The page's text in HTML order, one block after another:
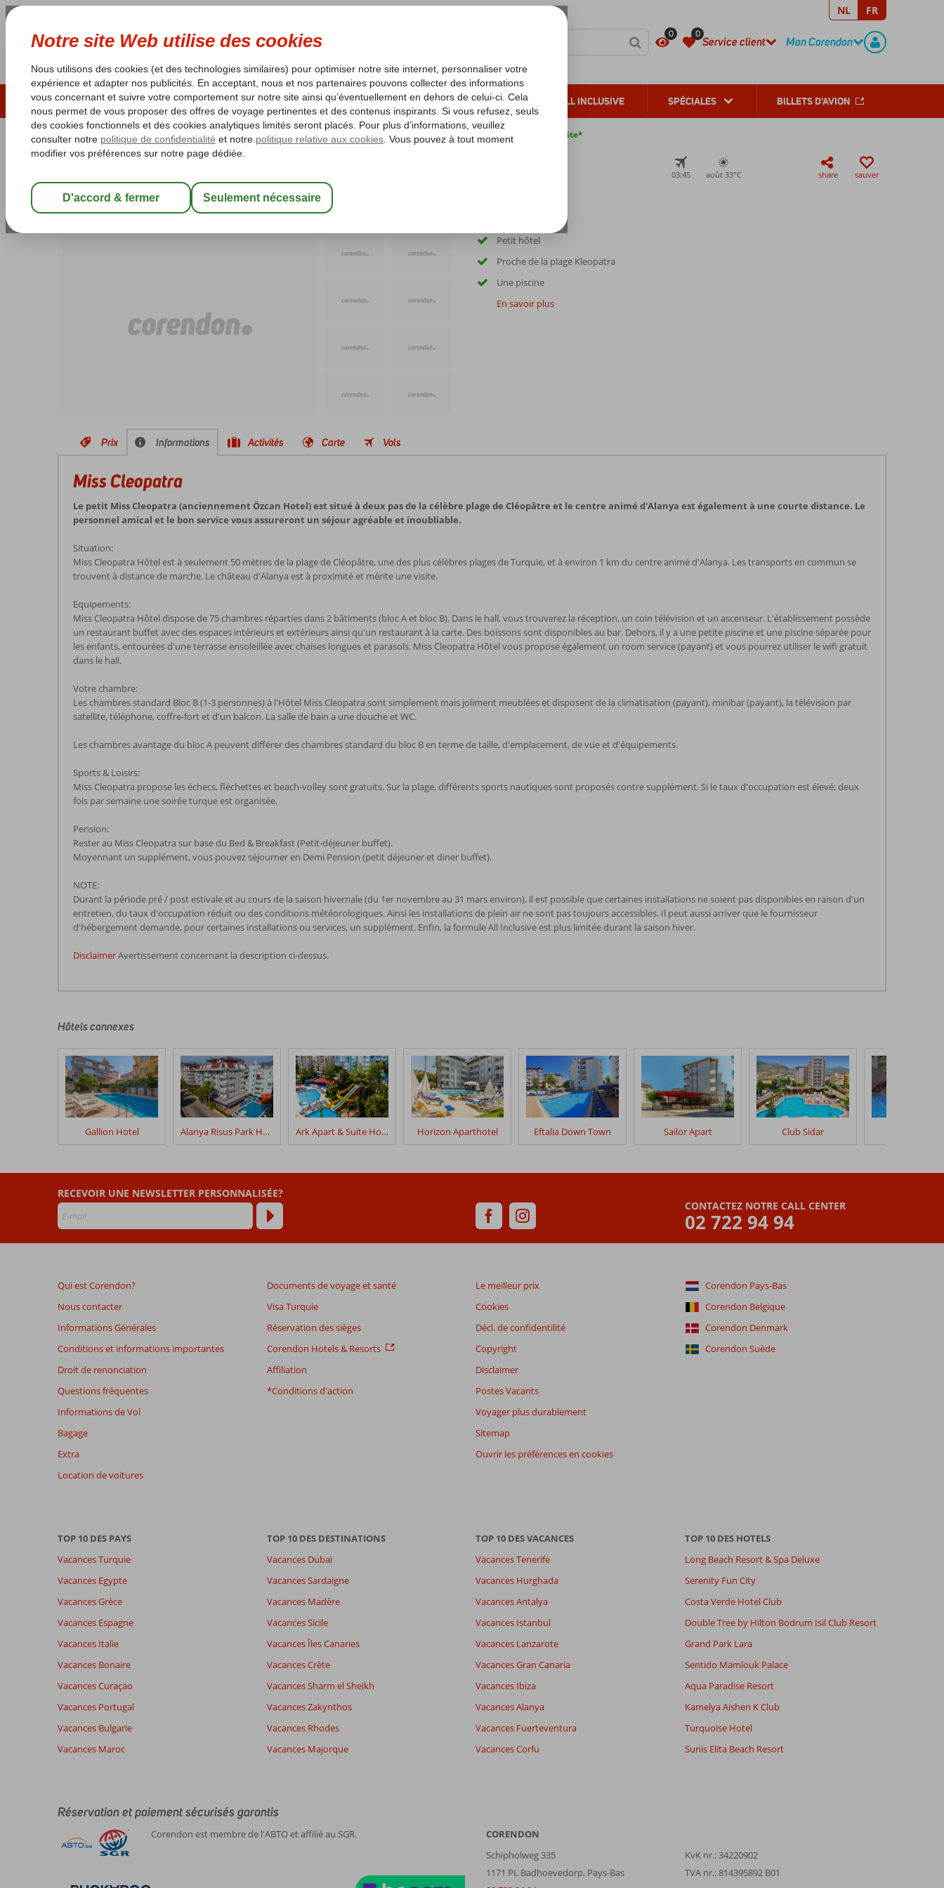
0 0
Service client
CONTACT
Mon Corendon
REGISTERNL FR
ÉTÉ 2026 LAST MINUTES SOLEIL D'HIVER VACANCES AU SOLEIL ALL INCLUSIVE SPÉCIALES BILLETS D'AVION
Les garanties de vacances Garantie du prix le plus bas* Pas de surcharge carburant Annulation gratuite*
Miss Cleopatra
03:45 août 33°C share sauver
Petit hôtel
Proche de la plage Kleopatra
Une piscine
En savoir plus
Prix Informations Activités Carte Vols
Miss Cleopatra
Le petit Miss Cleopatra (anciennement Özcan Hotel) est situé à deux pas de la célèbre plage de Cléopâtre et le centre animé d'Alanya est également à une courte distance. Le
personnel amical et le bon service vous assureront un séjour agréable et inoubliable.
Situation:
Miss Cleopatra Hôtel est à seulement 50 mètres de la plage de Cléopâtre, une des plus célèbres plages de Turquie, et à environ 1 km du centre animé d'Alanya. Les transports en commun se
trouvent à distance de marche. Le château d'Alanya est à proximité et mérite une visite.
Equipements:
Miss Cleopatra Hôtel dispose de 75 chambres réparties dans 2 bâtiments (bloc A et bloc B). Dans le hall, vous trouverez la réception, un coin télévision et un ascenseur. L'établissement possède
un restaurant buffet avec des espaces intérieurs et extérieurs ainsi qu'un restaurant à la carte. Des boissons sont disponibles au bar. Dehors, il y a une petite piscine et une piscine séparée pour
les enfants, entourées d'une terrasse ensoleillée avec chaises longues et parasols. Miss Cleopatra Hôtel vous propose également un room service (payant) et vous pourrez utiliser le wifi gratuit
dans le hall.
Votre chambre:
Les chambres standard Bloc B (1-3 personnes) à l'Hôtel Miss Cleopatra sont simplement mais joliment meublées et disposent de la climatisation (payant), minibar (payant), la télévision par
satellite, téléphone, coffre-fort et d'un balcon. La salle de bain a une douche et WC.
Les chambres avantage du bloc A peuvent différer des chambres standard du bloc B en terme de taille, d'emplacement, de vue et d'équipements.
Sports & Loisirs:
Miss Cleopatra propose les échecs, fléchettes et beach-volley sont gratuits. Sur la plage, différents sports nautiques sont proposés contre supplément. Si le taux d'occupation est élevé; deux
fois par semaine une soirée turque est organisée.
Pension:
Rester au Miss Cleopatra sur base du Bed & Breakfast (Petit-déjeuner buffet).
Moyennant un supplément, vous pouvez séjourner en Demi Pension (petit déjeuner et diner buffet).
NOTE:
Durant la période pré / post estivale et au cours de la saison hivernale (du 1er novembre au 31 mars environ), il est possible que certaines installations ne soient pas disponibles en raison d'un
entretien, du taux d'occupation réduit ou des conditions météorologiques. Ainsi les installations de plein air ne sont pas toujours accessibles. Il peut aussi arriver que le fournisseur
d'hébergement demande, pour certaines installations ou services, un supplément. Enfin, la formule All Inclusive est plus limitée durant la saison hiver.
DisclaimerAvertissement concernant la description ci-dessus.
écrits
nos
clients
après
leur
séjour
Miss
Les
avis
de
plus
mois
sont
plus
affichés
afin
de
garantir
la
pertinence
savoir
avis.
Hôtels connexes
Gallion Hotel Alanya Risus Park Hotel Ark Apart & Suite Hotel Horizon Aparthotel Eftalia Down Town Sailor Apart Club Sidar
CONTACTEZ NOTRE CALL CENTER
02 722 94 94
RECEVOIR UNE NEWSLETTER PERSONNALISÉE?
Qui est Corendon?
Nous contacter
Informations Générales
Conditions et informations importantes
Droit de renonciation
Questions fréquentes
Informations de Vol
Bagage
Extra
Location de voitures
Documents de voyage et santé
Visa Turquie
Réservation des sièges
Corendon Hotels & Resorts
Affiliation
*Conditions d'action
Le meilleur prix
Cookies
Décl. de confidentilité
Copyright
Disclaimer
Postes Vacants
Voyager plus durablement
Sitemap
Ouvrir les préférences en cookies
Corendon Pays-Bas
Corendon Belgique
Corendon Denmark
Corendon Suède
TOP 10 DES PAYS
Vacances Turquie
Vacances Egypte
Vacances Grèce
Vacances Espagne
Vacances Italie
Vacances Bonaire
Vacances Curaçao
Vacances Portugal
Vacances Bulgarie
Vacances Maroc
TOP 10 DES DESTINATIONS
Vacances Dubaï
Vacances Sardaigne
Vacances Madère
Vacances Sicile
Vacances Îles Canaries
Vacances Crète
Vacances Sharm el Sheikh
Vacances Zakynthos
Vacances Rhodes
Vacances Majorque
TOP 10 DES VACANCES
Vacances Tenerife
Vacances Hurghada
Vacances Antalya
Vacances Istanbul
Vacances Lanzarote
Vacances Gran Canaria
Vacances Ibiza
Vacances Alanya
Vacances Fuerteventura
Vacances Corfu
TOP 10 DES HOTELS
Long Beach Resort & Spa Deluxe
Serenity Fun City
Costa Verde Hotel Club
Double Tree by Hilton Bodrum Isil Club Resort
Grand Park Lara
Sentido Mamlouk Palace
Aqua Paradise Resort
Kamelya Aishen K Club
Turquoise Hotel
Sunis Elita Beach Resort
Réservation et paiement sécurisés garantis
Corendon est membre de l'ABTO et affilié au SGR.
CORENDON
Schipholweg 335
1171 PL Badhoevedorp, Pays-Bas
KvK nr.: 34220902
TVA nr.: 814395892 B01